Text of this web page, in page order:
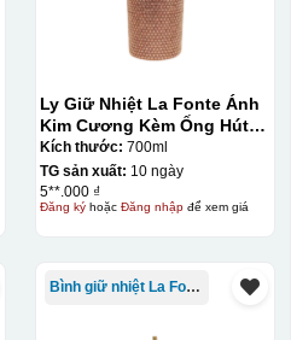
Ly Giữ Nhiệt La Fonte Ánh
Kim Cương Kèm Ống Hút-
700 ml-014687-GOL
Kích thước: 700ml
TG sản xuất: 10 ngày
5**.000 ₫
Đăng kýhoặc Đăng nhậpđể xem giá
Bình giữ nhiệt La Fonte